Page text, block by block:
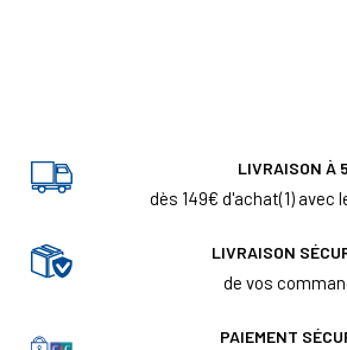
LIVRAISON À
dès 149€ d'achat(1) avec
LIVRAISON
de vos
PAIEMENT